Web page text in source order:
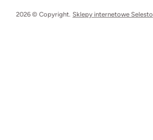
2026 © Copyright. Sklepy internetowe Selesto